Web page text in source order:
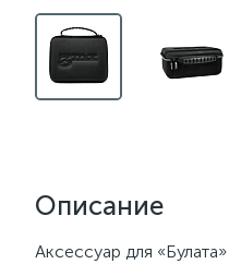
Описание
Аксессуар для «Булата»